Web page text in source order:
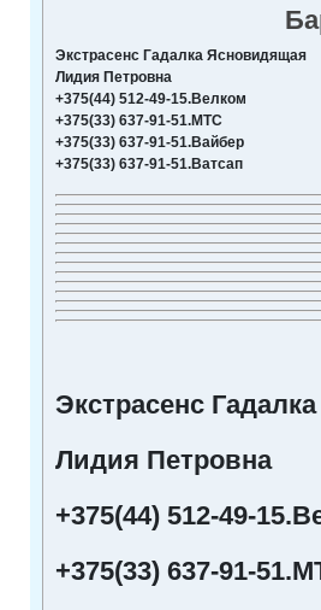
Экстрасенс Гадалка Ясновидящая
Лидия Петровна
+375(44) 512-49-15.Велком
+375(33) 637-91-51.MTC
+375(33) 637-91-51.Вайбер
+375(33) 637-91-51.Ватсап
Экстрасенс
Лидия Петровна
+375(44) 512-49-
+375(33) 637-91-